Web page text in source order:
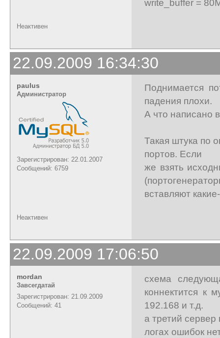
write_buffer =
Неактивен
22.09.2009 16:34:30
paulus
Администратор
Зарегистрирован: 22.01.2007
Сообщений: 6759
Поднимается
падения плохи.
А что написано
Такая штука по
портов. Если
же взять
вставляют
Неактивен
22.09.2009 17:06:50
mordan
Завсегдатай
Зарегистрирован: 21.09.2009
Сообщений: 41
схема
коннектится к
192.168 и т.д.
а третий
логах ошибок